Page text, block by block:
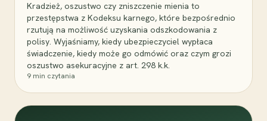
Kradzież, oszustwo czy zniszczenie mienia to
przestępstwa z Kodeksu karnego, które bezpośrednio
rzutują na możliwość uzyskania odszkodowania z
polisy. Wyjaśniamy, kiedy ubezpieczyciel wypłaca
świadczenie, kiedy może go odmówić oraz czym grozi
oszustwo asekuracyjne z art. 298 k.k.
9 min czytania